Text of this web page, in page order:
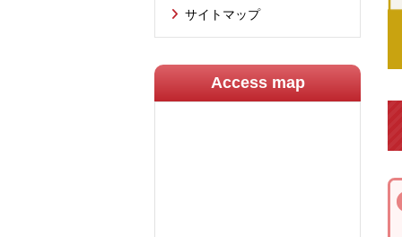
サイトマップ
Access map